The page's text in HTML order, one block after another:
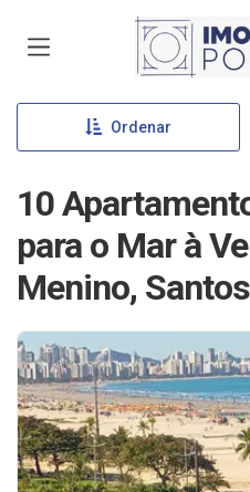
Página
Ordenar
10
para o Mar à
Menino,